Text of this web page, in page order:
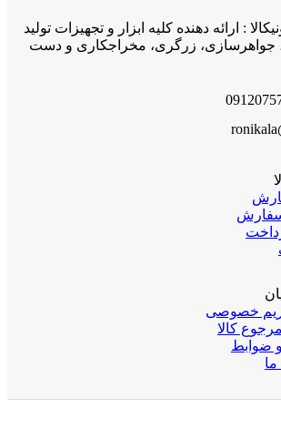
: ارائه دهنده کلیه ابزار و تجهیزات تولید
جواهرسازی، زرگری، مخراجکاری و دست
خصوصی
کالا
ضوابط